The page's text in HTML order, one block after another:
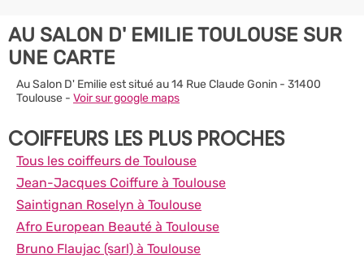
AU SALON D' EMILIE TOULOUSE SUR
UNE CARTE
Au Salon D' Emilie est situé au 14 Rue Claude Gonin - 31400
Toulouse - Voir sur google maps
COIFFEURS LES PLUS PROCHES
Tous les coiffeurs de Toulouse
Jean-Jacques Coiffure à Toulouse
Saintignan Roselyn à Toulouse
Afro European Beauté à Toulouse
Bruno Flaujac (sarl) à Toulouse